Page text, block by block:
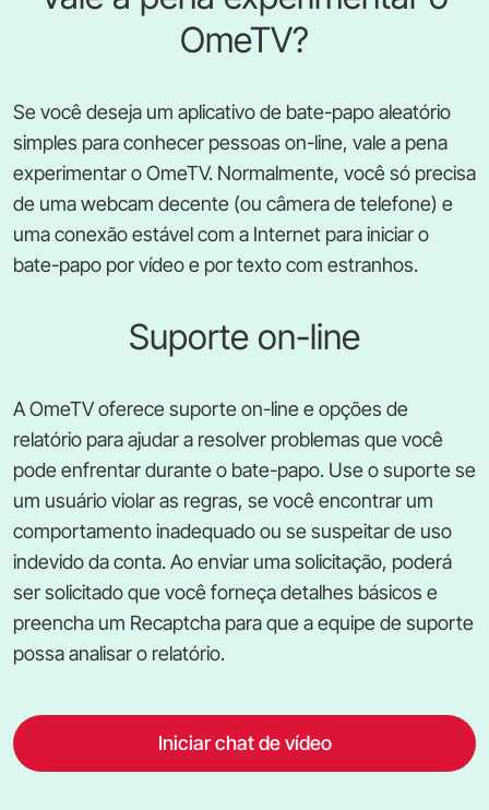
OmeTV?
Se você deseja um aplicativo de bate-papo aleatório
simples para conhecer pessoas on-line, vale a pena
experimentar o OmeTV. Normalmente, você só precisa
de uma webcam decente (ou câmera de telefone) e
uma conexão estável com a Internet para iniciar o
bate-papo por vídeo e por texto com estranhos.
Suporte on-line
A OmeTV oferece suporte on-line e opções de
relatório para ajudar a resolver problemas que você
pode enfrentar durante o bate-papo. Use o suporte se
um usuário violar as regras, se você encontrar um
comportamento inadequado ou se suspeitar de uso
indevido da conta. Ao enviar uma solicitação, poderá
ser solicitado que você forneça detalhes básicos e
preencha um Recaptcha para que a equipe de suporte
possa analisar o relatório.
Iniciar chat de vídeo